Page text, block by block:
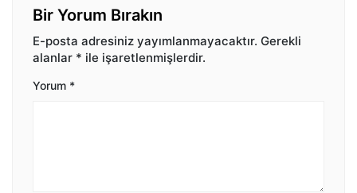
Bir Yorum Bırakın
E-posta adresiniz yayımlanmayacaktır. Gerekli
alanlar * ile işaretlenmişlerdir.
Yorum *